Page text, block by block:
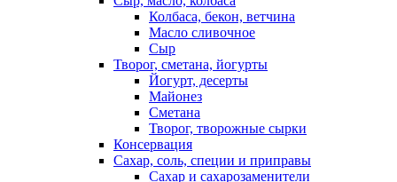
Колбаса, бекон, ветчина
Масло сливочное
Сыр
Творог, сметана, йогурты
Йогурт, десерты
Майонез
Сметана
Творог, творожные сырки
Консервация
Сахар, соль, специи и приправы
Сахар и сахарозаменители